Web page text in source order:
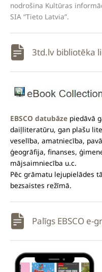
nodrošina Kultūras
SIA “Tieto Latvia”.
3td.lv bibliotēka
EBSCO datubāze piedāvā
daiļliteratūru, gan plašu
veselība, amatniecība,
ģeogrāfija, finanses,
mājsaimniecība u.c.
Pēc grāmatu lejupielādes
bezsaistes režīmā.
Palīgs EBSCO